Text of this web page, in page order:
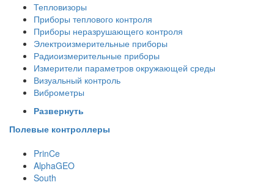
Тепловизоры
Приборы теплового контроля
Приборы неразрушающего контроля
Электроизмерительные приборы
Радиоизмерительные приборы
Измерители параметров окружающей среды
Визуальный контроль
Виброметры
Развернуть
Полевые контроллеры
PrinCe
AlphaGEO
South